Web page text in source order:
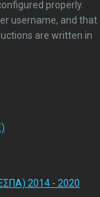
properly.
username, and that
are written in
2014 - 2020